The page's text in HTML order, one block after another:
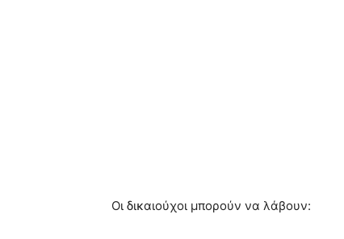
Οι δικαιούχοι μπορούν να λάβουν: